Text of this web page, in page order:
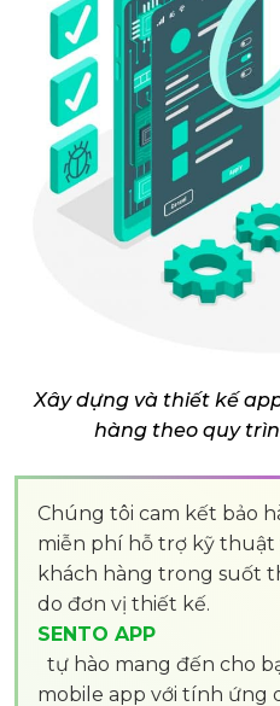
Xây dựng và thiết kế
hàng theo quy
Chúng tôi cam kết bảo
miễn phí hỗ trợ kỹ thuật
khách hàng trong suốt
do đơn vị thiết kế.
SENTO APP
tự hào mang đến cho
mobile app với tính ứng